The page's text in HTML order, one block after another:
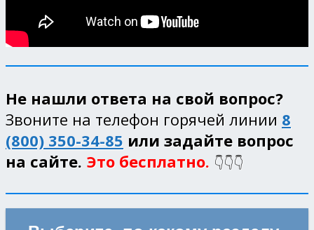
Не нашли ответа на свой вопрос?
Звоните на телефон горячей линии 8
(800) 350-34-85 или задайте вопрос
на сайте. Это бесплатно. 👇👇👇